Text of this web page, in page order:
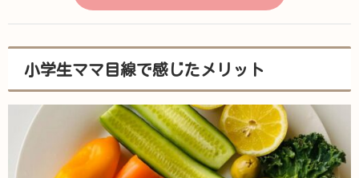
小学生ママ目線で感じたメリット